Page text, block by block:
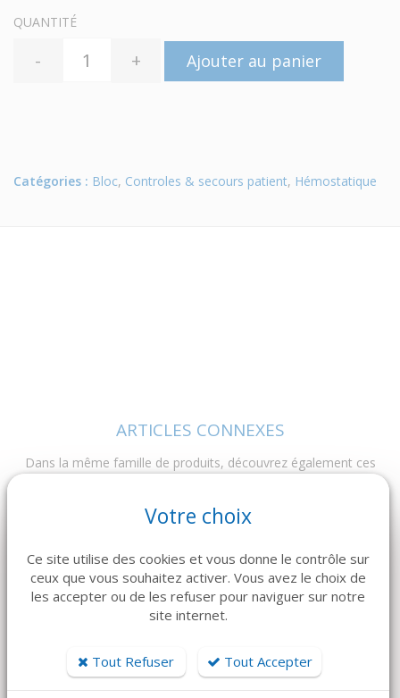
QUANTITÉ
- + Ajouter au panier
Catégories : Bloc, Controles & secours patient, Hémostatique
ARTICLES CONNEXES
Dans la même famille de produits, découvrez également ces
DÉTAILS DÉTAILS
Votre choix
Ce site utilise des cookies et vous donne le contrôle sur
ceux que vous souhaitez activer. Vous avez le choix de
les accepter ou de les refuser pour naviguer sur notre
site internet.
Tout Refuser Tout Accepter